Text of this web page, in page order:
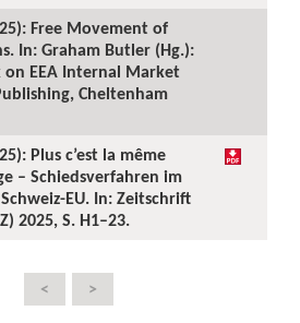
Free Movement of
In: Graham Butler (Hg.):
on EEA Internal Market
Cheltenham
Plus c’est la même
– Schiedsverfahren im
EU. In: Zeitschrift
2025, S. H1–23.
< >